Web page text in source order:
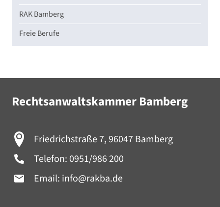
RAK Bamberg
Freie Berufe
Rechtsanwaltskammer Bamberg
Friedrichstraße 7, 96047 Bamberg
Telefon: 0951/986 200
Email: info@rakba.de